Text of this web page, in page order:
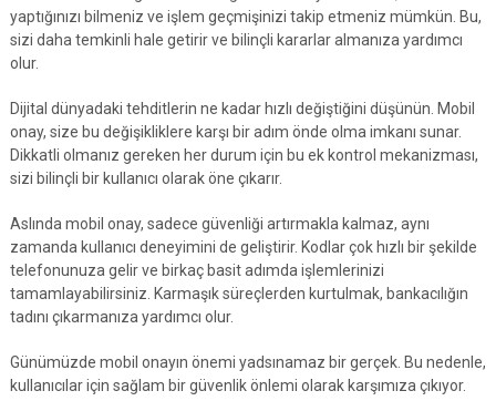
yaptığınızı bilmeniz ve işlem geçmişinizi takip etmeniz mümkün. Bu,
sizi daha temkinli hale getirir ve bilinçli kararlar almanıza yardımcı
olur.
Dijital dünyadaki tehditlerin ne kadar hızlı değiştiğini düşünün. Mobil
onay, size bu değişikliklere karşı bir adım önde olma imkanı sunar.
Dikkatli olmanız gereken her durum için bu ek kontrol mekanizması,
sizi bilinçli bir kullanıcı olarak öne çıkarır.
Aslında mobil onay, sadece güvenliği artırmakla kalmaz, aynı
zamanda kullanıcı deneyimini de geliştirir. Kodlar çok hızlı bir şekilde
telefonunuza gelir ve birkaç basit adımda işlemlerinizi
tamamlayabilirsiniz. Karmaşık süreçlerden kurtulmak, bankacılığın
tadını çıkarmanıza yardımcı olur.
Günümüzde mobil onayın önemi yadsınamaz bir gerçek. Bu nedenle,
kullanıcılar için sağlam bir güvenlik önlemi olarak karşımıza çıkıyor.